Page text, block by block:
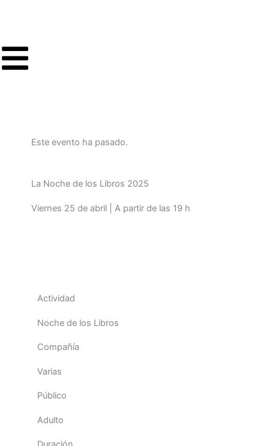
Este evento ha pasado.
La Noche de los Libros 2025
Viernes 25 de abril | A partir de las 19 h
Actividad
Noche de los Libros
Compañía
Varias
Público
Adulto